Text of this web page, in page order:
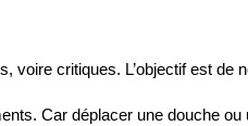
voire critiques. L’objectif est de
Car déplacer une douche